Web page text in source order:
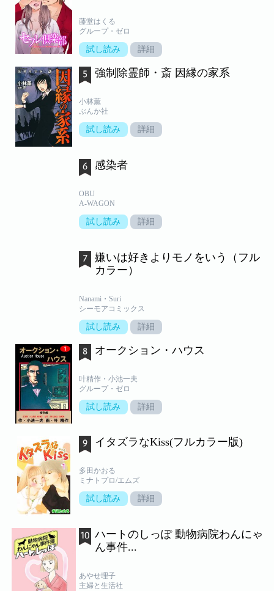
藤堂はくる
グループ・ゼロ
試し読み 詳細
強制除霊師・斎 因縁の家系
小林薫
ぶんか社
試し読み 詳細
感染者
OBU
A-WAGON
試し読み 詳細
嫌いは好きよりモノをいう（フル
カラー）
Nanami・Suri
シーモアコミックス
試し読み 詳細
オークション・ハウス
叶精作・小池一夫
グループ・ゼロ
試し読み 詳細
イタズラなKiss(フルカラー版)
多田かおる
ミナトプロ/エムズ
試し読み 詳細
ハートのしっぽ 動物病院わんにゃ
ん事件...
あやせ理子
主婦と生活社